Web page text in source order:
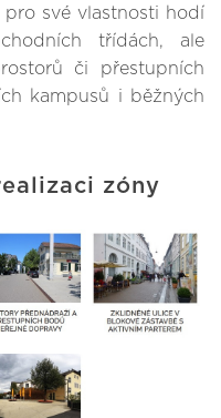
své vlastnosti hodí
třídách, ale
či přestupních
kampusů i běžných
zóny